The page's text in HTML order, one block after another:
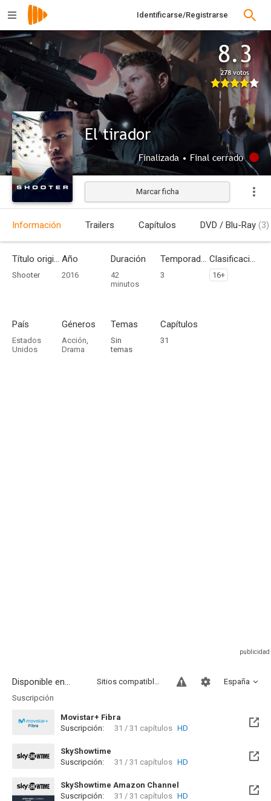
Identificarse/Registrarse
8.3
278 votos
El tirador
Finalizada • Final cerrado
Marcar ficha
Información Trailers Capítulos DVD / Blu-Ray (3)
Título original
Shooter
Año
2016
Duración
42
minutos
Temporadas
3
Clasificación por edades
16+
País
Estados
Unidos
Géneros
Acción,
Drama
Temas
Sin
temas
Capítulos
31
Disponible en... España
Sitios compatibles
Suscripción
Movistar+ Fibra
Disponible hasta el Dom, 05 Dic 2027 (Queda 1 año)
Suscripción: 31 / 31 capítulos HD
SkyShowtime
Disponible hasta el Dom, 05 Dic 2027 (Queda 1 año)
Suscripción: 31 / 31 capítulos HD
SkyShowtime Amazon Channel
Suscripción:
31 / 31 capítulos HD